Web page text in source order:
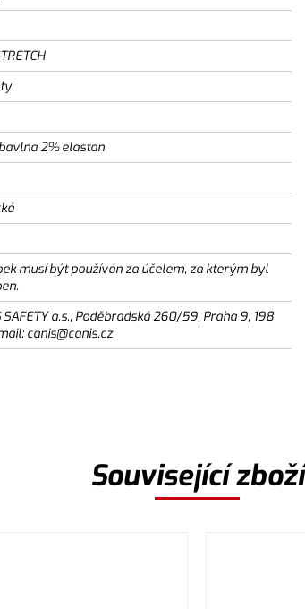
2% elastan
musí být používán za účelem, za kterým byl
SAFETY a.s., Poděbradská 260/59, Praha 9, 198
canis@canis.cz
Související zboží